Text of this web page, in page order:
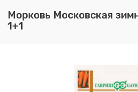
Морковь Московская
1+1